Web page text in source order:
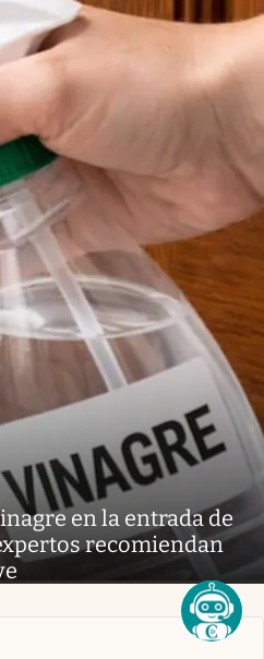
en la entrada de
recomiendan